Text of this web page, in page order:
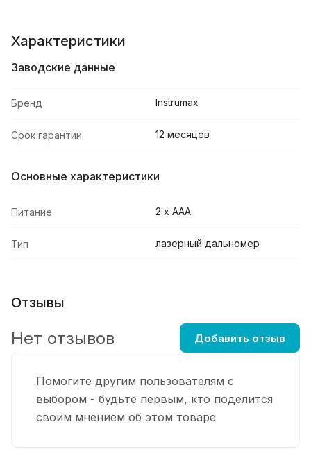
Характеристики
Заводские данные
Бренд Instrumax
Срок гарантии 12 месяцев
Основные характеристики
Питание 2 х ААА
Тип лазерный дальномер
Отзывы
Помогите другим пользователям с
выбором - будьте первым, кто поделится
своим мнением об этом товаре
Нет отзывов Добавить отзыв